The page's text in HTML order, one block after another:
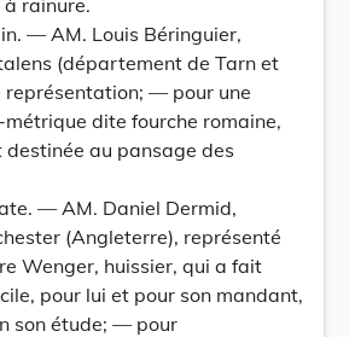
rainure.
— AM. Louis Béringuier,
(département de Tarn et
représentation; — pour une
dite fourche romaine,
au pansage des
— AM. Daniel Dermid,
(Angleterre), représenté
Wenger, huissier, qui a fait
pour lui et pour son mandant,
son étude; — pour